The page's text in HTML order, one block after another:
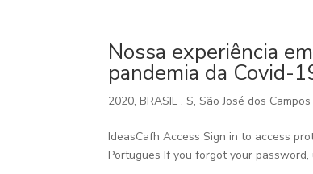
Nossa experiência
pandemia da Covid-
2020,BRASIL ,S,São José dos Campos
IdeasCafh Access Sign in to access
Portugues If you forgot your